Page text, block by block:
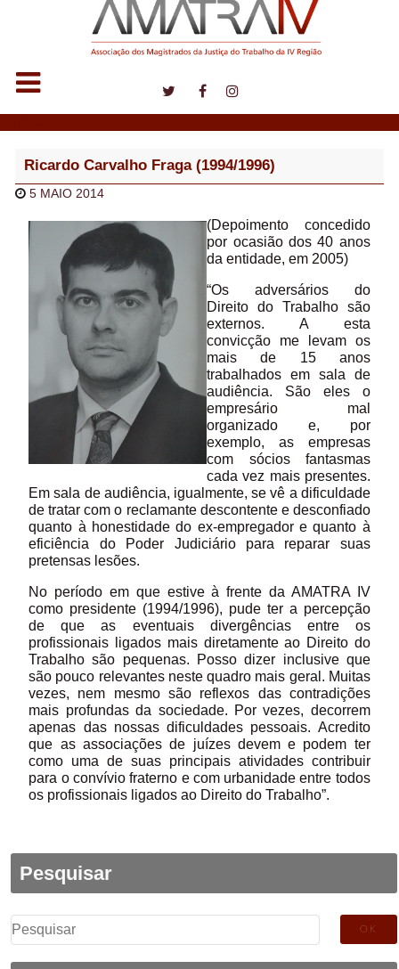
Ricardo Carvalho Fraga (1994/1996)
5 MAIO 2014
(Depoimento concedido
por ocasião dos 40 anos
da entidade, em 2005)
“Os adversários do
Direito do Trabalho são
externos. A esta
convicção me levam os
mais de 15 anos
trabalhados em sala de
audiência. São eles o
empresário mal
organizado e, por
exemplo, as empresas
com sócios fantasmas
cada vez mais presentes.
Em sala de audiência, igualmente, se vê a dificuldade
de tratar com o reclamante descontente e desconfiado
quanto à honestidade do ex-empregador e quanto à
eficiência do Poder Judiciário para reparar suas
pretensas lesões.
No período em que estive à frente da AMATRA IV
como presidente (1994/1996), pude ter a percepção
de que as eventuais divergências entre os
profissionais ligados mais diretamente ao Direito do
Trabalho são pequenas. Posso dizer inclusive que
são pouco relevantes neste quadro mais geral. Muitas
vezes, nem mesmo são reflexos das contradições
mais profundas da sociedade. Por vezes, decorrem
apenas das nossas dificuldades pessoais. Acredito
que as associações de juízes devem e podem ter
como uma de suas principais atividades contribuir
para o convívio fraterno e com urbanidade entre todos
os profissionais ligados ao Direito do Trabalho”.
Pesquisar
Pesquisar
por: